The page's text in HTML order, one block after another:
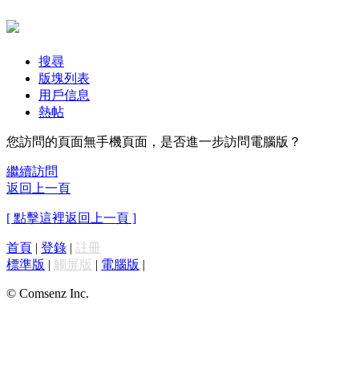
搜尋
版塊列表
用戶信息
熱帖
您訪問的頁面無手機頁面，是否進一步訪問電腦版？
繼續訪問
返回上一頁
[ 點擊這裡返回上一頁 ]
首頁 | 登錄 | 註冊
標準版 | 觸屏版 | 電腦版 |
© Comsenz Inc.